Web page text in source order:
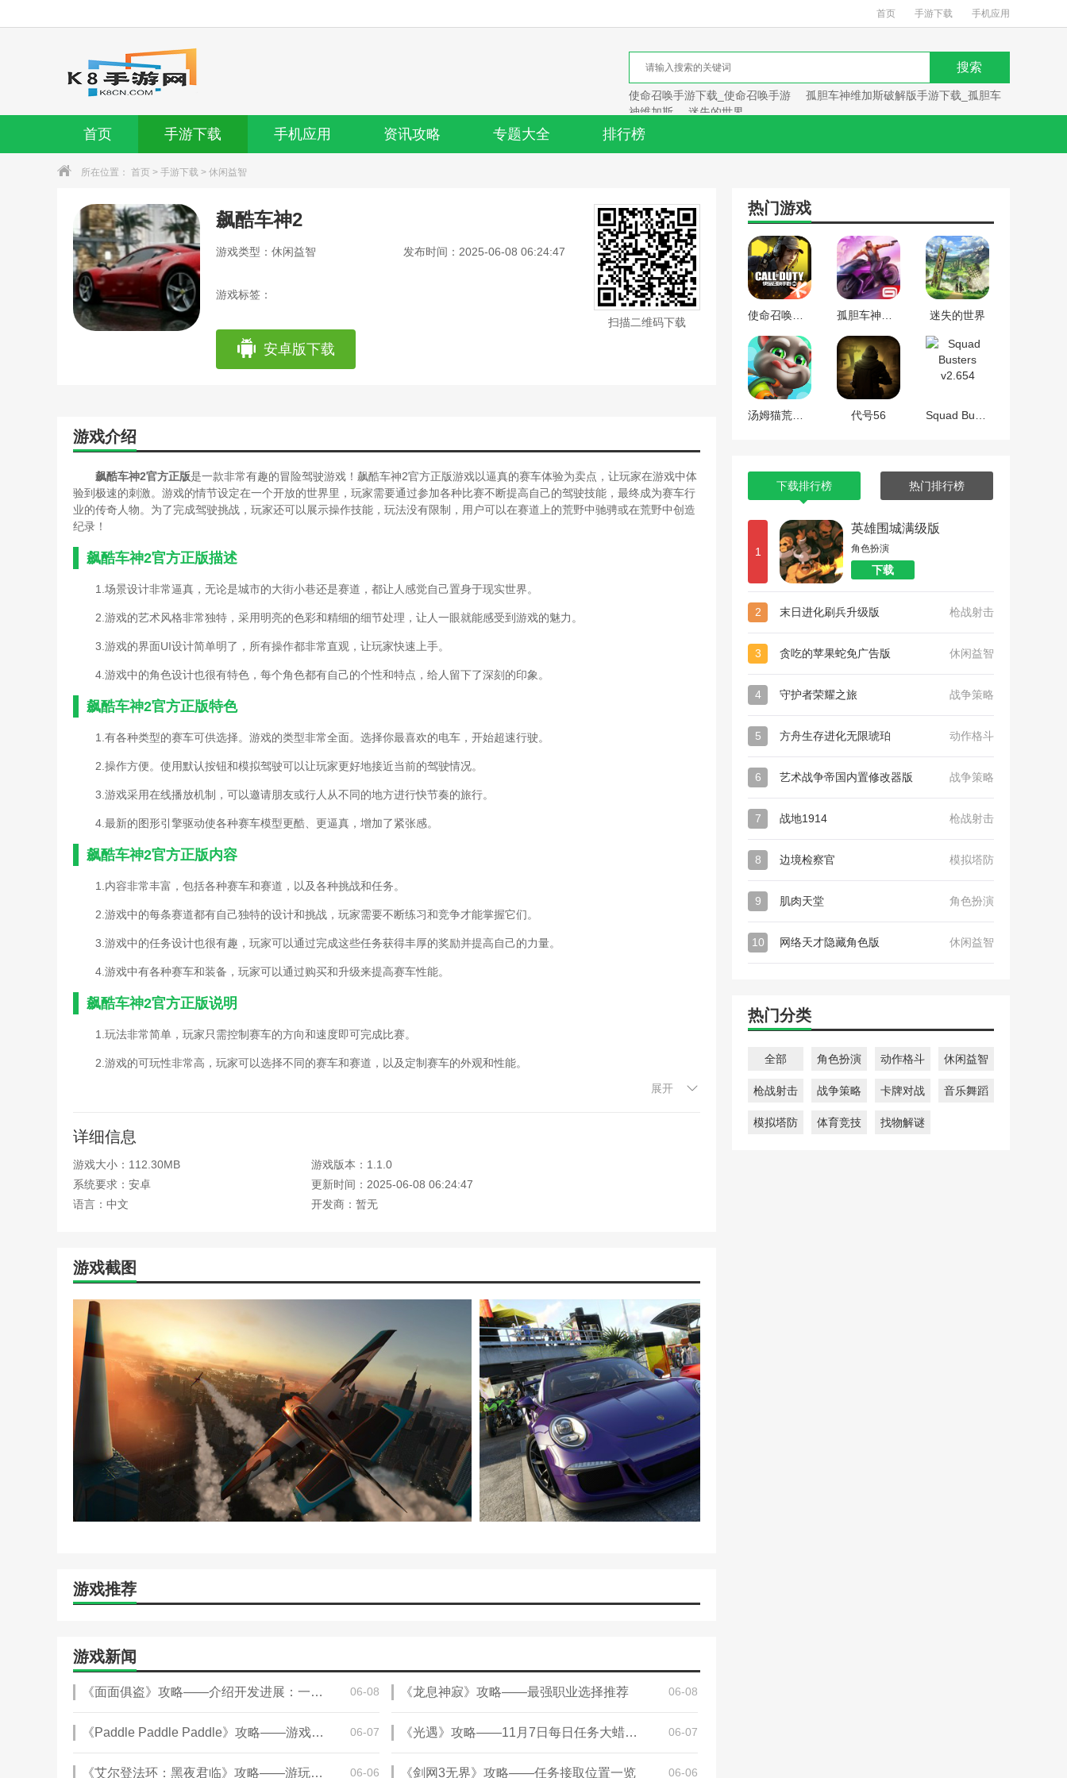
首页 手游下载 手机应用
使命召唤手游下载_使命召唤手游
孤胆车神维加斯破解版手游下载_孤胆车
神维加斯
迷失的世界
首页 手游下载 手机应用 资讯攻略 专题大全 排行榜
所在位置： 首页 > 手游下载 > 休闲益智
飙酷车神2
游戏类型：休闲益智 发布时间：2025-06-08 06:24:47
游戏标签：
安卓版下载
扫描二维码下载
游戏介绍
飙酷车神2官方正版是一款非常有趣的冒险驾驶游戏！飙酷车神2官方正版游戏以逼真的赛车体验为卖点，让玩家在游戏中体
验到极速的刺激。游戏的情节设定在一个开放的世界里，玩家需要通过参加各种比赛不断提高自己的驾驶技能，最终成为赛车行
业的传奇人物。为了完成驾驶挑战，玩家还可以展示操作技能，玩法没有限制，用户可以在赛道上的荒野中驰骋或在荒野中创造
纪录！
飙酷车神2官方正版描述
1.场景设计非常逼真，无论是城市的大街小巷还是赛道，都让人感觉自己置身于现实世界。
2.游戏的艺术风格非常独特，采用明亮的色彩和精细的细节处理，让人一眼就能感受到游戏的魅力。
3.游戏的界面UI设计简单明了，所有操作都非常直观，让玩家快速上手。
4.游戏中的角色设计也很有特色，每个角色都有自己的个性和特点，给人留下了深刻的印象。
飙酷车神2官方正版特色
1.有各种类型的赛车可供选择。游戏的类型非常全面。选择你最喜欢的电车，开始超速行驶。
2.操作方便。使用默认按钮和模拟驾驶可以让玩家更好地接近当前的驾驶情况。
3.游戏采用在线播放机制，可以邀请朋友或行人从不同的地方进行快节奏的旅行。
4.最新的图形引擎驱动使各种赛车模型更酷、更逼真，增加了紧张感。
飙酷车神2官方正版内容
1.内容非常丰富，包括各种赛车和赛道，以及各种挑战和任务。
2.游戏中的每条赛道都有自己独特的设计和挑战，玩家需要不断练习和竞争才能掌握它们。
3.游戏中的任务设计也很有趣，玩家可以通过完成这些任务获得丰厚的奖励并提高自己的力量。
4.游戏中有各种赛车和装备，玩家可以通过购买和升级来提高赛车性能。
飙酷车神2官方正版说明
1.玩法非常简单，玩家只需控制赛车的方向和速度即可完成比赛。
2.游戏的可玩性非常高，玩家可以选择不同的赛车和赛道，以及定制赛车的外观和性能。
1.根据关卡设计，玩家可以享受最激动人心的驾驶体验，感受新游戏的魅力。
2.在街头享受世界级的比赛，不断打破自己的赛道最短记录，享受驾驶生活。
4.不同的车辆需要用不同的积分单位兑换。请选择您喜欢使用的车辆。
本站为您提供飙酷车神2 官方正版的 手机游戏 ，欢迎大家记住本站网址，本站是您下载安卓手游app最好的网站！
热门搜索: 世界末日生存游戏攻略破解版(世界末日生存破解版最新版无限金币下载)
模拟冒险角色游戏攻略(冒险世界手游人物攻
略) 野外生存的世界游戏攻略综合篇(模拟野外生存游戏大全)
展开
详细信息
游戏大小：112.30MB
游戏版本：1.1.0
系统要求：安卓
更新时间：2025-06-08 06:24:47
语言：中文
开发商：暂无
游戏截图
游戏推荐
游戏新闻
《面面俱盗》攻略——介绍开发进展：一款用耳朵玩的游戏 06-08 《龙息神寂》攻略——最强职业选择推荐 06-08
《Paddle Paddle Paddle》攻略——游戏官网地址介绍 06-07 《光遇》攻略——11月7日每日任务大蜡烛季节蜡烛免费魔法2024 06-07
《艾尔登法环：黑夜君临》攻略——游玩注意事项分享 06-06 《剑网3无界》攻略——任务接取位置一览 06-06
热门游戏
迷失的世界
代号56
下载排行榜 热门排行榜
1
英雄围城满级版
角色扮演
下载
2 末日进化刷兵升级版 枪战射击
3 贪吃的苹果蛇免广告版 休闲益智
4 守护者荣耀之旅 战争策略
5 方舟生存进化无限琥珀 动作格斗
6 艺术战争帝国内置修改器版 战争策略
7 战地1914 枪战射击
8 边境检察官 模拟塔防
9 肌肉天堂 角色扮演
10 网络天才隐藏角色版 休闲益智
热门分类
全部 角色扮演 动作格斗 休闲益智
枪战射击 战争策略 卡牌对战 音乐舞蹈
模拟塔防 体育竞技 找物解谜